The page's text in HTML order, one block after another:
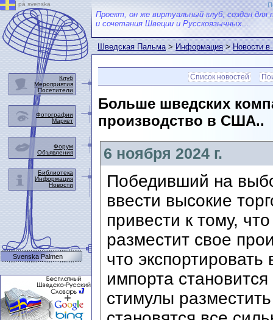
Проект, он же виртуальный клуб, создан для
и сочетания Швеции и Русскоязычных...
Шведская Пальма>Информация>Новости
Список новостей
Больше шведских
производство в США..
6 ноября 2024 г.
Победивший на
ввести высокие
привести к тому,
разместит свое
что
импорта
стимулы
på svenska
Клуб
Мероприятия
Посетители
Фотографии
Маркет
Форум
Объявления
Библиотека
Информация
Новости
Svenska Palmen